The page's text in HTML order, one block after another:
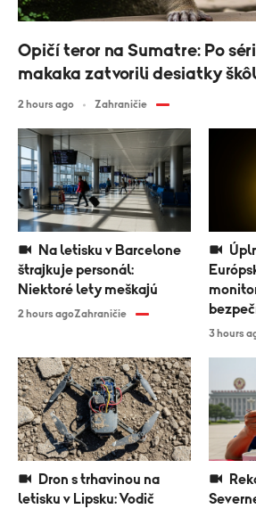
Opičí teror na Sumatre: Po
makaka zatvorili desiatky škôl
2 hours ago Zahraničie
štrajkuje personál:
Niektoré lety meškajú
2 hours agoZahraničie
3 hours
letisku v Lipsku: Vodič